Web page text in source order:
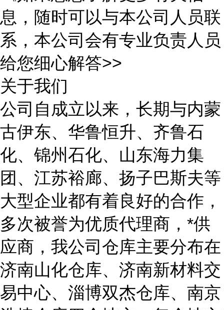
息，随时可以与本公司人员联
系，本公司会有专业负责人员
给您细心解答>>
关于我们
公司自成立以来，长期与内蒙
古伊东、华鲁恒升、齐鲁石
化、锦州石化、山东海力集
团、江苏裕廊、扬子巴斯夫等
大型企业都有着良好的合作，
多次被誉为优质代理商，*供
应商，我公司仓库主要分布在
济南山化仓库、济南新材料交
易中心、淄博双杰仓库、南京